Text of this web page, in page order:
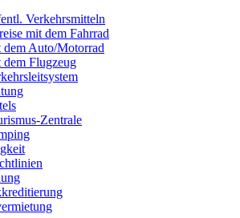
Verkehrsmitteln
mit dem Fahrrad
Auto/Motorrad
Flugzeug
Zentrale